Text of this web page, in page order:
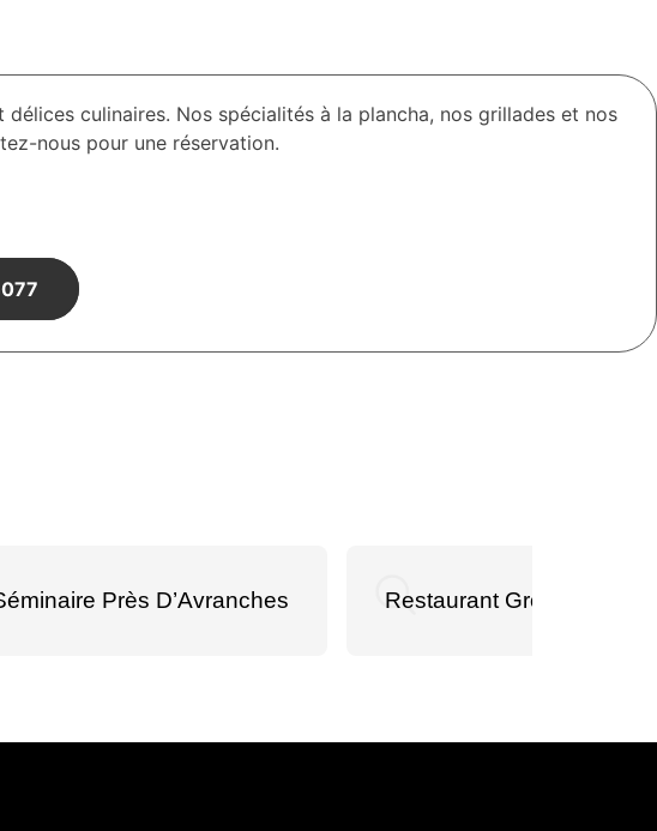
culinaires. Nos spécialités à la plancha, nos grillades et nos
nous pour une réservation.
Près D’Avranches Restaurant Groupe